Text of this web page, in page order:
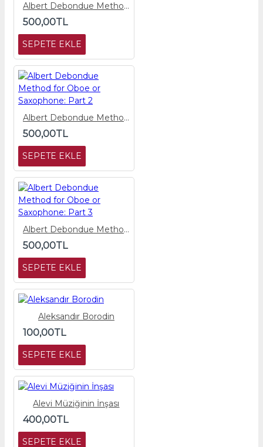
Albert Debondue Method for Oboe or Saxophone: Part 1
500,00TL
SEPETE EKLE
Albert Debondue Method for Oboe or Saxophone: Part 2
500,00TL
SEPETE EKLE
Albert Debondue Method for Oboe or Saxophone: Part 3
500,00TL
SEPETE EKLE
Aleksandır Borodin
100,00TL
SEPETE EKLE
Alevi Müziğinin İnşası
400,00TL
SEPETE EKLE